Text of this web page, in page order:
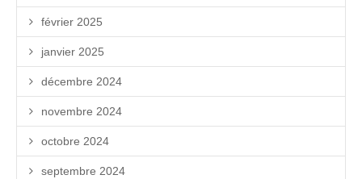
février 2025
janvier 2025
décembre 2024
novembre 2024
octobre 2024
septembre 2024